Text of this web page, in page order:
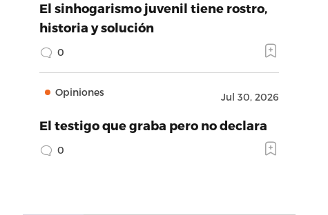
El sinhogarismo juvenil tiene rostro,
historia y solución
0
Opiniones Jul 30, 2026
El testigo que graba pero no declara
0